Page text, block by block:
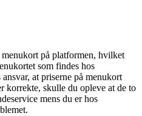
på platformen, hvilket
som findes hos
ansvar, at priserne på menukort
korrekte, skulle du opleve at de to
mens du er hos